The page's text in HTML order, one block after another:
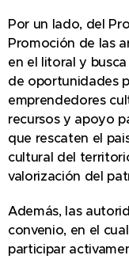
Por un lado, del
Promoción de las
en el litoral y
de oportunidades
emprendedores
recursos y apoyo
que rescaten el
cultural del
valorización del
Además, las
convenio, en el
participar